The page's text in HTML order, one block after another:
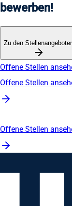
bewerben!
Zu den
Offene Stellen
Offene Stellen
Offene Stellen